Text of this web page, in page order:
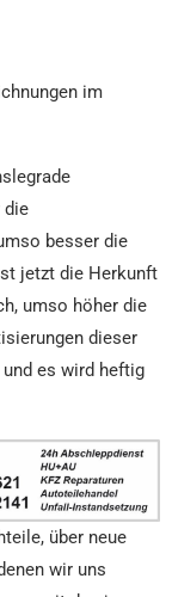
im
die
besser die
jetzt die Herkunft
umso höher die
dieser
es wird heftig
über neue
wir uns